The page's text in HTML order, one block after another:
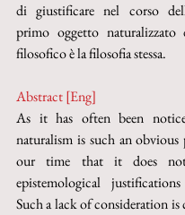
di giustificare nel corso
primo oggetto naturalizzato
filosofico è la filosofia stessa.
Abstract [Eng]
As it has often been
naturalism is such an
our time that it does not
epistemological
Such a lack of consideration is